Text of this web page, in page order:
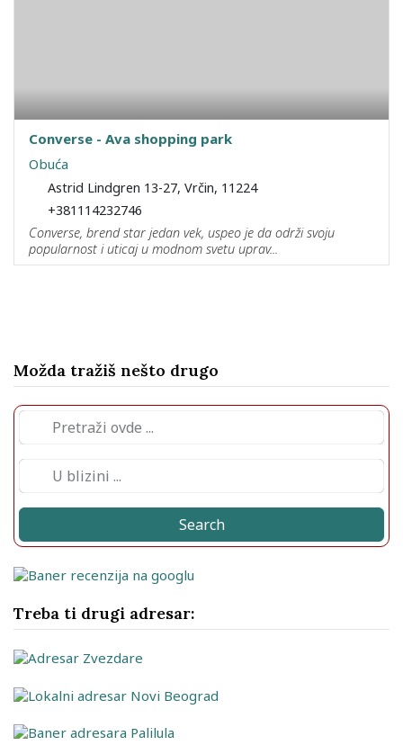
Converse - Ava shopping park
Obuća
Astrid Lindgren 13-27, Vrčin, 11224
+381114232746
Converse, brend star jedan vek, uspeo je da održi svoju
popularnost i uticaj u modnom svetu uprav...
Možda tražiš nešto drugo
Search
Treba ti drugi adresar: